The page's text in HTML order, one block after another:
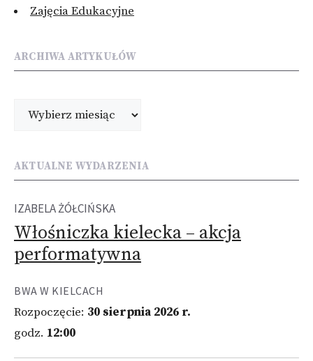
Zajęcia Edukacyjne
ARCHIWA ARTYKUŁÓW
Archiwa
AKTUALNE WYDARZENIA
IZABELA ŻÓŁCIŃSKA
Włośniczka kielecka – akcja
performatywna
BWA W KIELCACH
Rozpoczęcie: 30 sierpnia 2026 r.
godz. 12:00